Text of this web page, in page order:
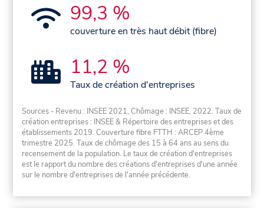
99,3 %
couverture en très haut débit (fibre)
11,2 %
Taux de création d'entreprises
Sources - Revenu : INSEE 2021, Chômage : INSEE, 2022. Taux de
création entreprises : INSEE & Répertoire des entreprises et des
établissements 2019. Couverture fibre FTTH : ARCEP 4ème
trimestre 2025. Taux de chômage des 15 à 64 ans au sens du
recensement de la population. Le taux de création d'entreprises
est le rapport du nombre des créations d'entreprises d'une année
sur le nombre d'entreprises de l'année précédente.